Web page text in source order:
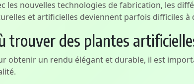
les nouvelles technologies de fabrication, les
et artificielles deviennent parfois difficiles à
trouver des plantes
obtenir un rendu élégant et durable, il est